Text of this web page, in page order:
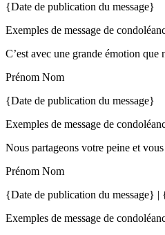
{Date de publication du message}
Exemples de message de
C’est avec une grande émotion
Prénom Nom
{Date de publication du message}
Exemples de message de
Nous partageons votre peine et
Prénom Nom
{Date de publication du message}
Exemples de message de